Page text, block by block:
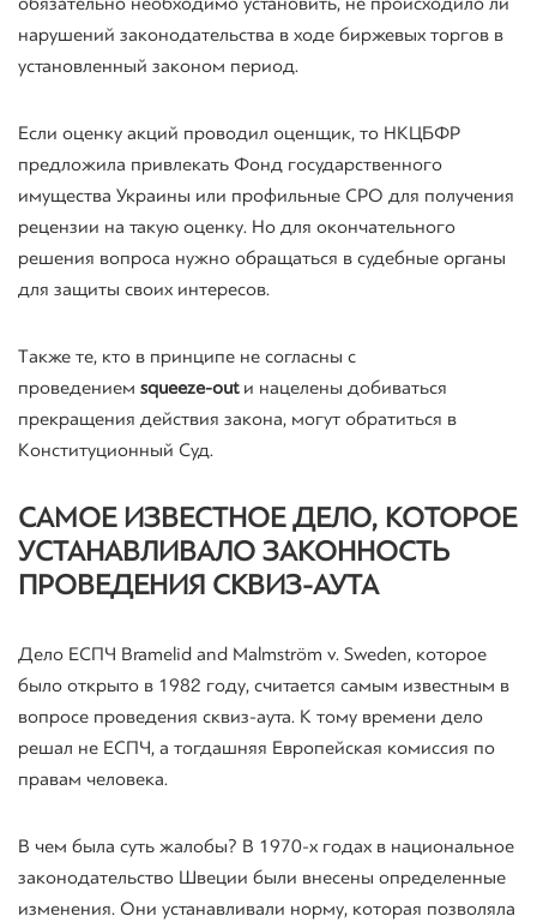
нарушений законодательства в ходе биржевых торгов в
установленный законом период.
Если оценку акций проводил оценщик, то НКЦБФР
предложила привлекать Фонд государственного
имущества Украины или профильные СРО для получения
рецензии на такую оценку. Но для окончательного
решения вопроса нужно обращаться в судебные органы
для защиты своих интересов.
Также те, кто в принципе не согласны с
проведением squeeze-outи нацелены добиваться
прекращения действия закона, могут обратиться в
Конституционный Суд.
САМОЕ ИЗВЕСТНОЕ ДЕЛО, КОТОРОЕ
УСТАНАВЛИВАЛО ЗАКОННОСТЬ
ПРОВЕДЕНИЯ СКВИЗ-АУТА
Дело ЕСПЧ Bramelid and Malmström v. Sweden, которое
было открыто в 1982 году, считается самым известным в
вопросе проведения сквиз-аута. К тому времени дело
решал не ЕСПЧ, а тогдашняя Европейская комиссия по
правам человека.
В чем была суть жалобы? В 1970-х годах в национальное
законодательство Швеции были внесены определенные
изменения. Они устанавливали норму, которая позволяла